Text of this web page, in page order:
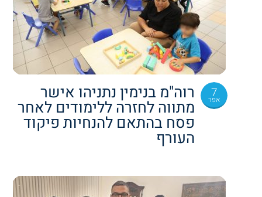
7
אפר רוה"מ בנימין נתניהו אישר
מתווה לחזרה ללימודים לאחר
פסח בהתאם להנחיות פיקוד
העורף